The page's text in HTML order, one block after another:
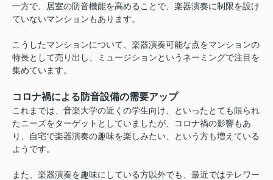
一方で、居室の防音機能を高めることで、楽器演奏に制限を設け
ていないマンションもあります。
こうしたマンションについて、楽器演奏可能な点をマンションの
特長として売り出し、ミュージションというネーミングで注目を
集めています。
コロナ禍による防音設備の需要アップ
これまでは、音楽大学の近くの学生向け、といったとても限られ
たニーズをターゲットとしていましたが、コロナ禍の影響もあ
り、自宅で楽器演奏の趣味を楽しみたい、という方も増えている
ようです。
また、楽器演奏を趣味にしている方以外でも、最近ではテレワー